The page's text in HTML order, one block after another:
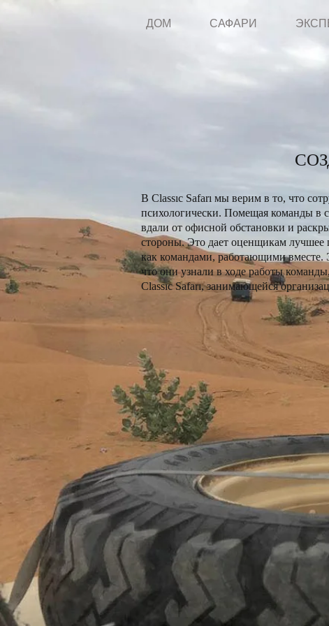
ДОМ САФАРИ
В Classıc Safarı мы верим в то, что
психологически. Помещая команды в
вдали от офисной обстановки и
стороны. Это дает оценщикам
как командами, работающими вместе.
что они узнали в ходе работы
Classıc Safarı, занимающейся